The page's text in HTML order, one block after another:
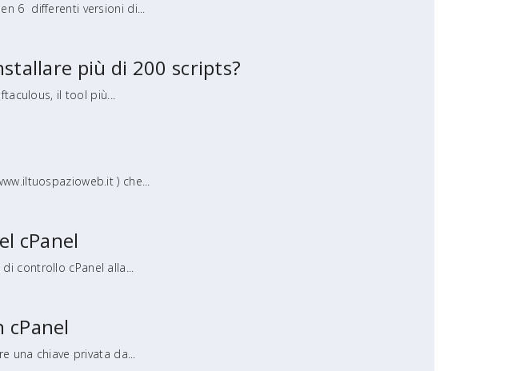
6 differenti versioni di...
più di 200 scripts?
il tool più...
) che...
cPanel
controllo cPanel alla...
cPanel
una chiave privata da...